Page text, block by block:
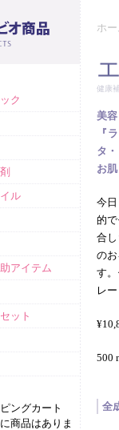
ク
ル
アイテム
ット
ングカート
商品はありま
ホ
健康
美
『
タ
お
今
的
合
の
す
レ
500
全